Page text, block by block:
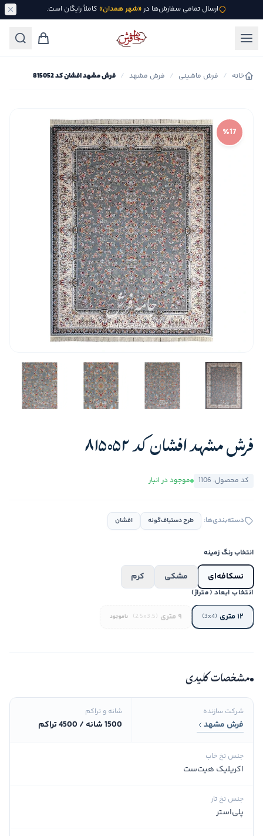
ارسال تمامی سفارش‌ها در«شهر همدان» کاملاً رایگان است.
خانه / فرش ماشینی / فرش مشهد / فرش مشهد افشان کد 815052
٪17
فرش مشهد افشان کد 815052
کد محصول: 1106 موجود در انبار
دسته‌بندی‌ها: طرح دستباف‌گونه افشان
انتخاب رنگ زمینه
نسکافه‌ای مشکی کرم
انتخاب ابعاد (متراژ)
۱۲ متری (3x4) ۹ متری (2.5x3.5) ناموجود
مشخصات کلیدی
شرکت سازنده
فرش مشهد
شانه و تراکم
1500 شانه / 4500 تراکم
جنس نخ خاب
اکریلیک هیت‌ست
جنس نخ تار
پلی‌استر